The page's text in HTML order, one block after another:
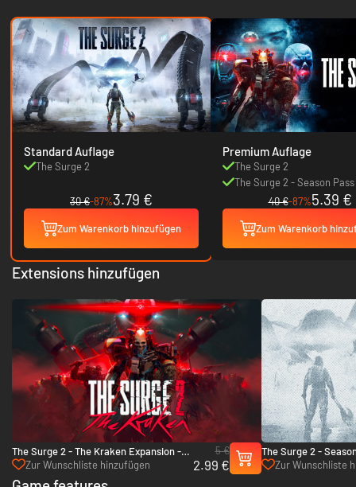
Standard Auflage
The Surge 2
30 €-87%3.79 €
Zum Warenkorb hinzufügen
Premium Auflage
The Surge 2
The Surge 2 - Season Pass
40 €-87%5.39 €
Zum Warenkorb
Extensions hinzufügen
The Surge 2 - The Kraken Expansion -
PC (Steam)
Zur Wunschliste hinzufügen
5 €
2.99 €
The Surge 2 -
Zur Wunschliste